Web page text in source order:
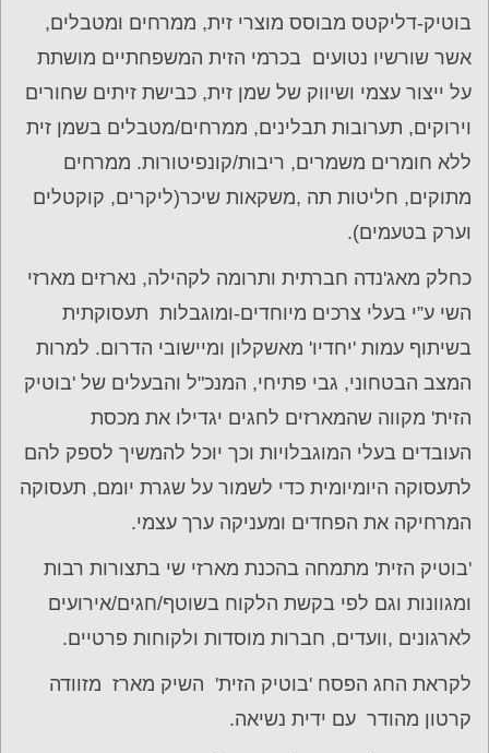
בוטיק-דליקטס מבוסס מוצרי זית, ממרחים ומטבלים,
אשר שורשיו נטועים בכרמי הזית המשפחתיים מושתת
על ייצור עצמי ושיווק של שמן זית, כבישת זיתים שחורים
וירוקים, תערובות תבלינים, ממרחים/מטבלים בשמן זית
ללא חומרים משמרים, ריבות/קונפיטורות. ממרחים
מתוקים, חליטות תה ,משקאות שיכר(ליקרים, קוקטלים
וערק בטעמים).
כחלק מאג'נדה חברתית ותרומה לקהילה, נארזים מארזי
השי ע”י בעלי צרכים מיוחדים-ומוגבלות תעסוקתית
בשיתוף עמות 'יחדיו' מאשקלון ומיישובי הדרום. למרות
המצב הבטחוני, גבי פתיחי, המנכ"ל והבעלים של 'בוטיק
הזית' מקווה שהמארזים לחגים יגדילו את מכסת
העובדים בעלי המוגבלויות וכך יוכל להמשיך לספק להם
לתעסוקה היומיומית כדי לשמור על שגרת יומם, תעסוקה
המרחיקה את הפחדים ומעניקה ערך עצמי.
'בוטיק הזית' מתמחה בהכנת מארזי שי בתצורות רבות
ומגוונות וגם לפי בקשת הלקוח בשוטף/חגים/אירועים
לארגונים ,וועדים, חברות מוסדות ולקוחות פרטיים.
לקראת החג הפסח 'בוטיק הזית' השיק מארז מזוודה
קרטון מהודר עם ידית נשיאה.